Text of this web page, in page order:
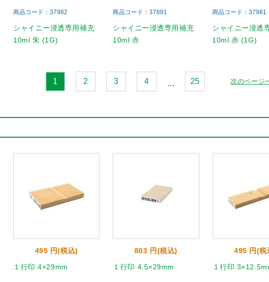
商品コード：37982
シャイニー浸透専用補充
10ml 朱 (1G)
商品コード：37891
シャイニー浸透専用補充
10ml 赤
商品コード：37981
シャイニー浸透
10ml 赤 (1G)
1 2 3 4 … 25 次のページ
495 円(税込)
１行印 4×29mm
803 円(税込)
１行印 4.5×29mm
495 円(税
１行印